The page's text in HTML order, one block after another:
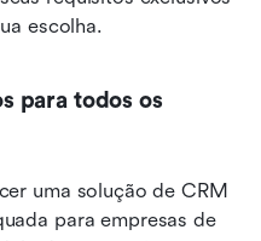
escolha.
para todos os
uma solução de CRM
para empresas de